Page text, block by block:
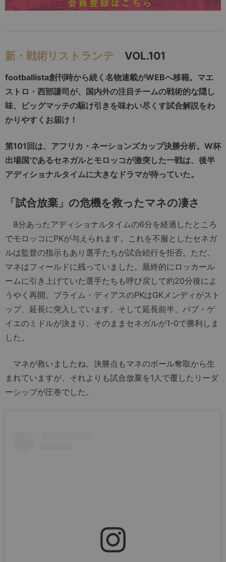
新・戦術リストランテ VOL.101
footballista創刊時から続く名物連載がWEBへ移籍。マエ
ストロ・西部謙司が、国内外の注目チームの戦術的な隠し
味、ビッグマッチの駆け引きを味わい尽くす試合解説をわ
かりやすくお届け！
第101回は、アフリカ・ネーションズカップ決勝分析。W杯
出場国であるセネガルとモロッコが激突した一戦は、後半
アディショナルタイムに大きなドラマが待っていた。
「試合放棄」の危機を救ったマネの凄さ
8分あったアディショナルタイムの6分を経過したところ
でモロッコにPKが与えられます。これを不服としたセネガ
ルは監督の指示もあり選手たちが試合続行を拒否。ただ、
マネはフィールドに残っていました。最終的にロッカール
ームに引き上げていた選手たちも呼び戻して約20分後によ
うやく再開。ブライム・ディアスのPKはGKメンディがスト
ップ、延長に突入しています。そして延長前半、パプ・ゲ
イエのミドルが決まり、そのままセネガルが1-0で勝利しま
した。
マネが救いましたね。決勝点もマネのボール奪取から生
まれていますが、それよりも試合放棄を1人で覆したリーダ
ーシップが圧巻でした。